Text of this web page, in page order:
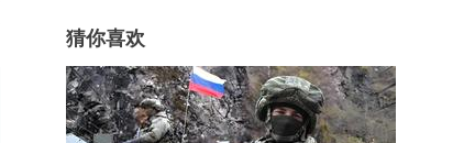
猜你喜欢